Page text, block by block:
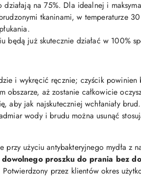
działają na 75%. Dla idealnej i
tkaninami, w temperaturze
będą już skutecznie działać w 100%
i wykręcić ręcznie; czyścik powinien
obszarze, aż zostanie całkowicie
aby jak najskuteczniej wchłaniały brud.
wody i brudu można usunąć
przy użyciu antybakteryjnego mydła z
proszku do prania bez
Potwierdzony przez klientów okres